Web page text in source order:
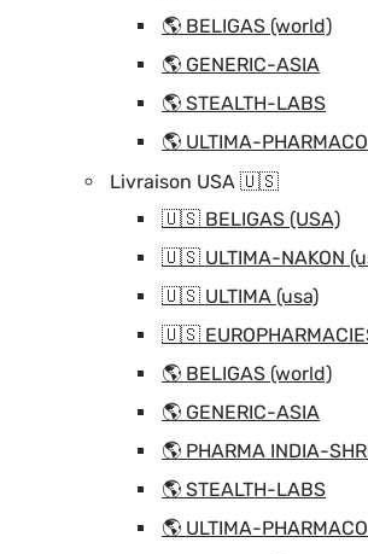
🌎 BELIGAS (world)
🌎 GENERIC-ASIA
🌎 STEALTH-LABS
🌎 ULTIMA-
Livraison USA 🇺🇸
🇺🇸 BELIGAS (USA)
🇺🇸 ULTIMA-NAKON
🇺🇸 ULTIMA (usa)
🇺🇸
🌎 BELIGAS (world)
🌎 GENERIC-ASIA
🌎 PHARMA INDIA-
🌎 STEALTH-LABS
🌎 ULTIMA-